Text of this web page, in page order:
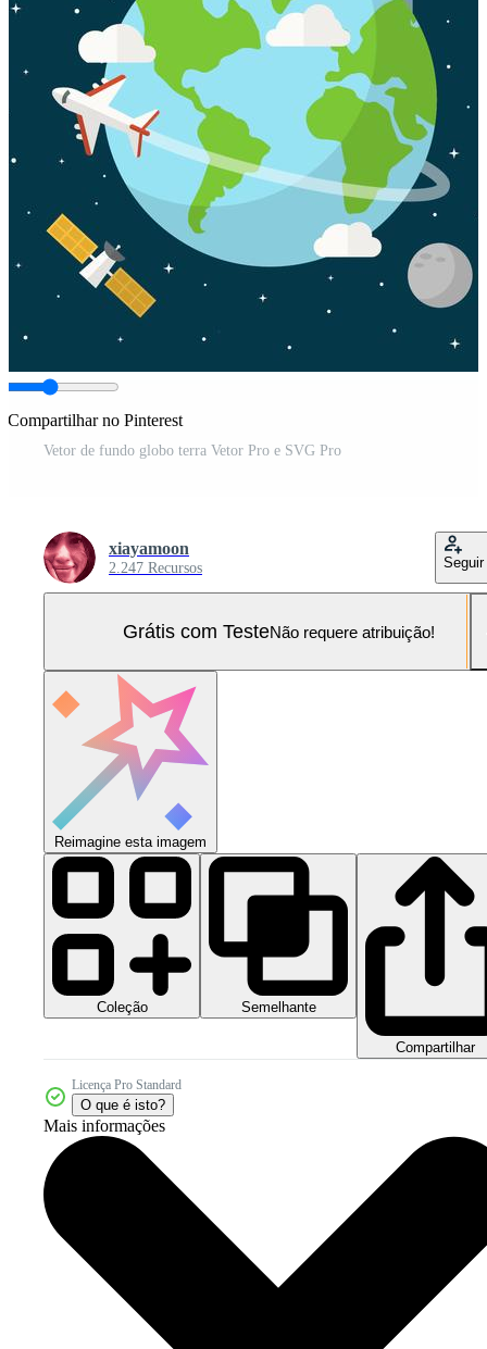
Compartilhar no Pinterest
Vetor de fundo globo terra Vetor Pro e SVG Pro
xiayamoon
2.247 Recursos Seguir
Grátis com TesteNão requere atribuição!
Reimagine esta imagem
Coleção Semelhante
Compartilhar
Licença Pro Standard
O que é isto?
Mais informações